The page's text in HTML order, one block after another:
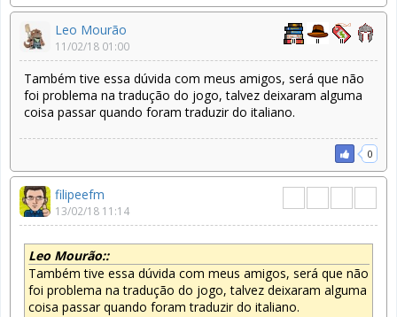
Leo Mourão
11/02/18 01:00
Também tive essa dúvida com meus amigos, será que não
foi problema na tradução do jogo, talvez deixaram alguma
coisa passar quando foram traduzir do italiano.
0
filipeefm
13/02/18 11:14
Leo Mourão::
Também tive essa dúvida com meus amigos, será que não
foi problema na tradução do jogo, talvez deixaram alguma
coisa passar quando foram traduzir do italiano.